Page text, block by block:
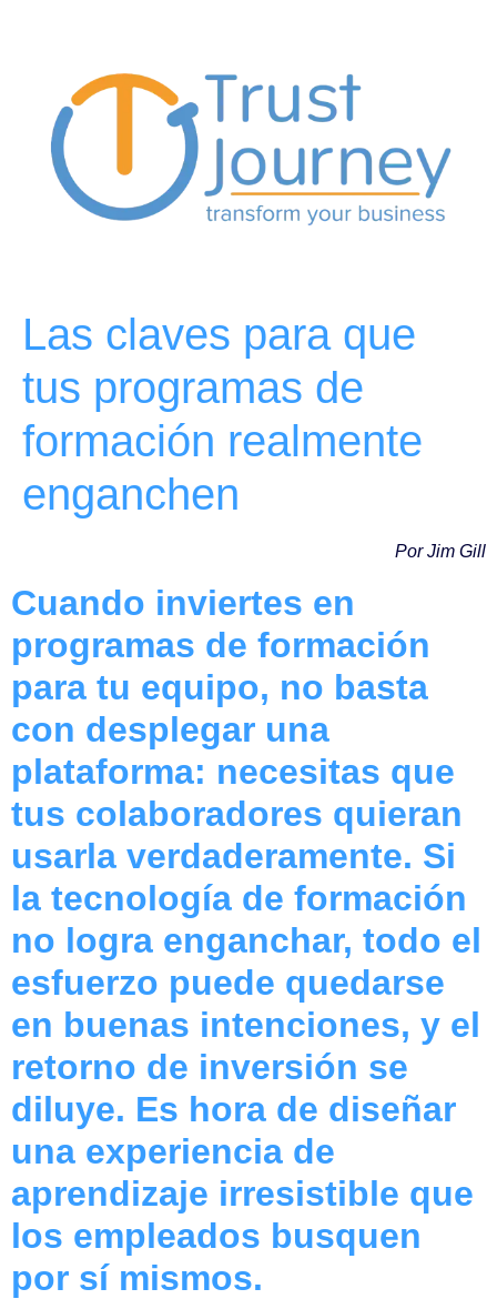
Las claves para que
tus programas de
formación realmente
enganchen
Por Jim Gill
Cuando inviertes en
programas de formación
para tu equipo, no basta
con desplegar una
plataforma: necesitas que
tus colaboradores quieran
usarla verdaderamente. Si
la tecnología de formación
no logra enganchar, todo el
esfuerzo puede quedarse
en buenas intenciones, y el
retorno de inversión se
diluye. Es hora de diseñar
una experiencia de
aprendizaje irresistible que
los empleados busquen
por sí mismos.